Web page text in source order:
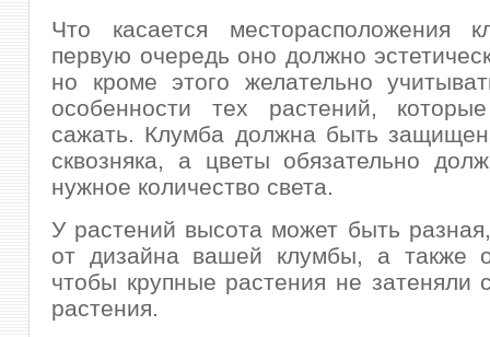
Что касается месторасположения
первую очередь оно должно
но кроме этого желательно
особенности тех растений,
сажать. Клумба должна быть
сквозняка, а цветы обязательно
нужное количество света.
У растений высота может быть
от дизайна вашей клумбы, а также
чтобы крупные растения не затеняли
растения.